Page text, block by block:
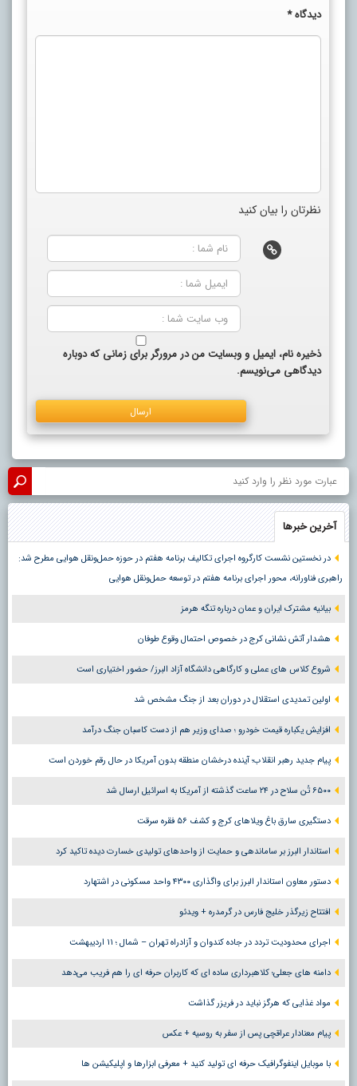
دیدگاه*
نظرتان را بیان کنید
ذخیره نام، ایمیل و وبسایت من در مرورگر برای زمانی که دوباره
دیدگاهی می‌نویسم.
آخرین خبرها
در نخستین نشست کارگروه اجرای تکالیف برنامه هفتم در حوزه حمل‌ونقل هوایی مطرح شد:
راهبری فناورانه، محور اجرای برنامه هفتم در توسعه حمل‌ونقل هوایی
بیانیه مشترک ایران و عمان درباره تنگه هرمز
هشدار آتش نشانی کرج در خصوص احتمال وقوع طوفان
شروع کلاس های عملی و کارگاهی دانشگاه آزاد البرز/ حضور اختیاری است
اولین تمدیدی استقلال در دوران بعد از جنگ مشخص شد
افزایش یکباره قیمت خودرو ؛ صدای وزیر هم از دست کاسبان جنگ درآمد
پیام جدید رهبر انقلاب؛ آینده درخشان منطقه بدون آمریکا در حال رقم خوردن است
۶۵۰۰ تُن سلاح در ۲۴ ساعت گذشته از آمریکا به اسرائیل ارسال شد
دستگیری سارق باغ ویلاهای کرج و کشف ۵۶ فقره سرقت
استاندار البرز بر ساماندهی و حمایت از واحدهای تولیدی خسارت دیده تاکید کرد
دستور معاون استاندار البرز برای واگذاری ۴۳۰۰ واحد مسکونی در اشتهارد
افتتاح زیرگذر خلیج فارس در گرمدره + ویدئو
اجرای محدودیت تردد در جاده کندوان و آزادراه تهران – شمال ؛ ١١ اردیبهشت
دامنه های جعلی؛ کلاهبرداری ساده ای که کاربران حرفه ای را هم فریب می‌دهد
مواد غذایی که هرگز نباید در فریزر گذاشت
پیام معنادار عراقچی پس از سفر به روسیه + عکس
با موبایل اینفوگرافیک حرفه ای تولید کنید + معرفی ابزارها و اپلیکیشن ها